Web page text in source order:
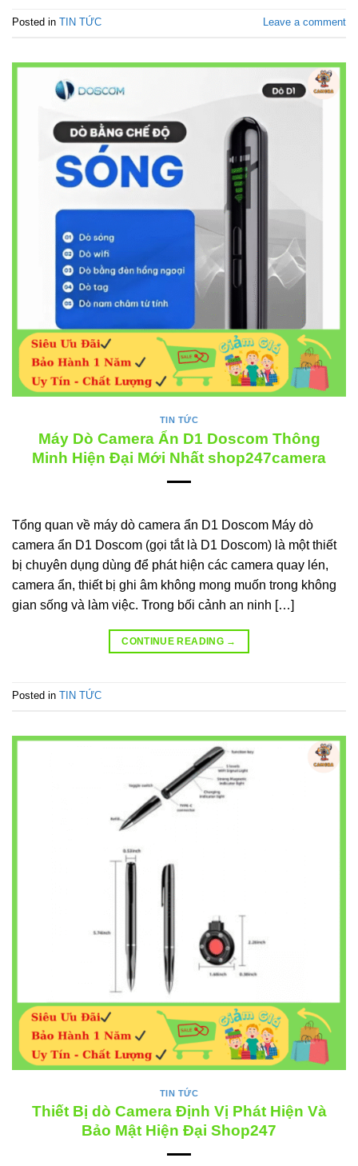
Posted in TIN TỨC Leave a comment
TIN TỨC
Máy Dò Camera Ẩn D1 Doscom Thông
Minh Hiện Đại Mới Nhất shop247camera
Tổng quan về máy dò camera ẩn D1 Doscom Máy dò
camera ẩn D1 Doscom (gọi tắt là D1 Doscom) là một thiết
bị chuyên dụng dùng để phát hiện các camera quay lén,
camera ẩn, thiết bị ghi âm không mong muốn trong không
gian sống và làm việc. Trong bối cảnh an ninh […]
CONTINUE READING →
Posted in TIN TỨC
TIN TỨC
Thiết Bị dò Camera Định Vị Phát Hiện Và
Bảo Mật Hiện Đại Shop247